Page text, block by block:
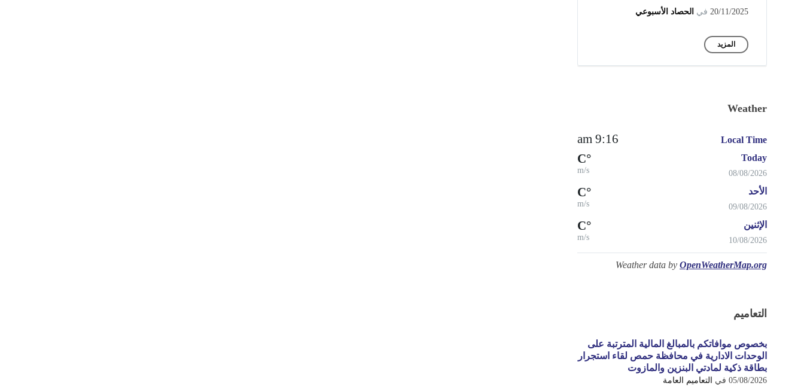
20/11/2025 في الحصاد الأسبوعي
المزيد
Weather
Local Time
9:16 am
Today
08/08/2026
°C
m/s
الأحد
09/08/2026
°C
m/s
الإثنين
10/08/2026
°C
m/s
Weather data by OpenWeatherMap.org
التعاميم
بخصوص موافاتكم بالمبالغ المالية المترتبة على
الوحدات الادارية في محافظة حمص لقاء استجرار
بطاقة ذكية لمادتي البنزين والمازوت
05/08/2026 في التعاميم العامة